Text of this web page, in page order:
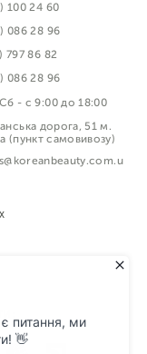
100 24 60
086 28 96
797 86 82
086 28 96
- с 9:00 до 18:00
дорога, 51 м.
(пункт самовивозу)